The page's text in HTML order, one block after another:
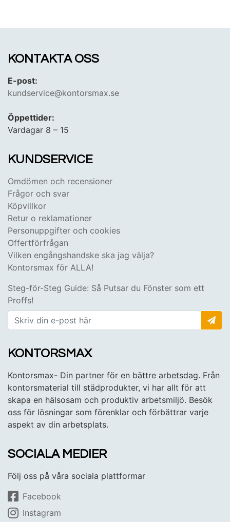
KONTAKTA OSS
E-post:
kundservice@kontorsmax.se
Öppettider:
Vardagar 8 – 15
KUNDSERVICE
Omdömen och recensioner
Frågor och svar
Köpvillkor
Retur o reklamationer
Personuppgifter och cookies
Offertförfrågan
Vilken engångshandske ska jag välja?
Kontorsmax för ALLA!
Steg-för-Steg Guide: Så Putsar du Fönster som ett
Proffs!
KONTORSMAX
Kontorsmax- Din partner för en bättre arbetsdag. Från
kontorsmaterial till städprodukter, vi har allt för att
skapa en hälsosam och produktiv arbetsmiljö. Besök
oss för lösningar som förenklar och förbättrar varje
aspekt av din arbetsplats.
SOCIALA MEDIER
Följ oss på våra sociala plattformar
Facebook
Instagram